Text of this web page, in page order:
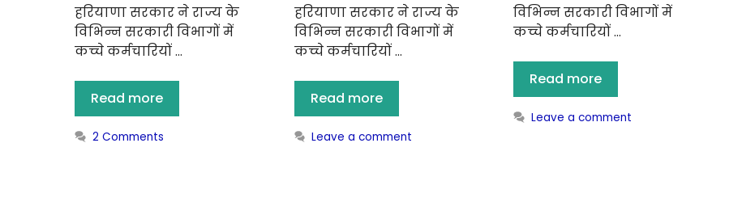
हरियाणा सरकार ने राज्य के
विभिन्न सरकारी विभागों में
कच्चे कर्मचारियों …
Read more
2 Comments
हरियाणा सरकार ने राज्य के
विभिन्न सरकारी विभागों में
कच्चे कर्मचारियों …
Read more
Leave a comment
विभिन्न सरकारी विभागों में
कच्चे कर्मचारियों …
Read more
Leave a comment